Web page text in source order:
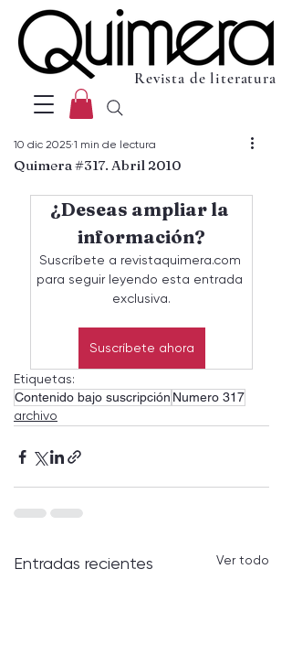
Revista de literatura
Quimera #317. Abril 2010
10 dic 2025 1 min de lectura
¿Deseas ampliar la
información?
Suscríbete a revistaquimera.com
para seguir leyendo esta entrada
exclusiva.
Suscríbete ahora
Etiquetas:
Contenido bajo suscripción Numero 317
archivo
Entradas recientes Ver todo